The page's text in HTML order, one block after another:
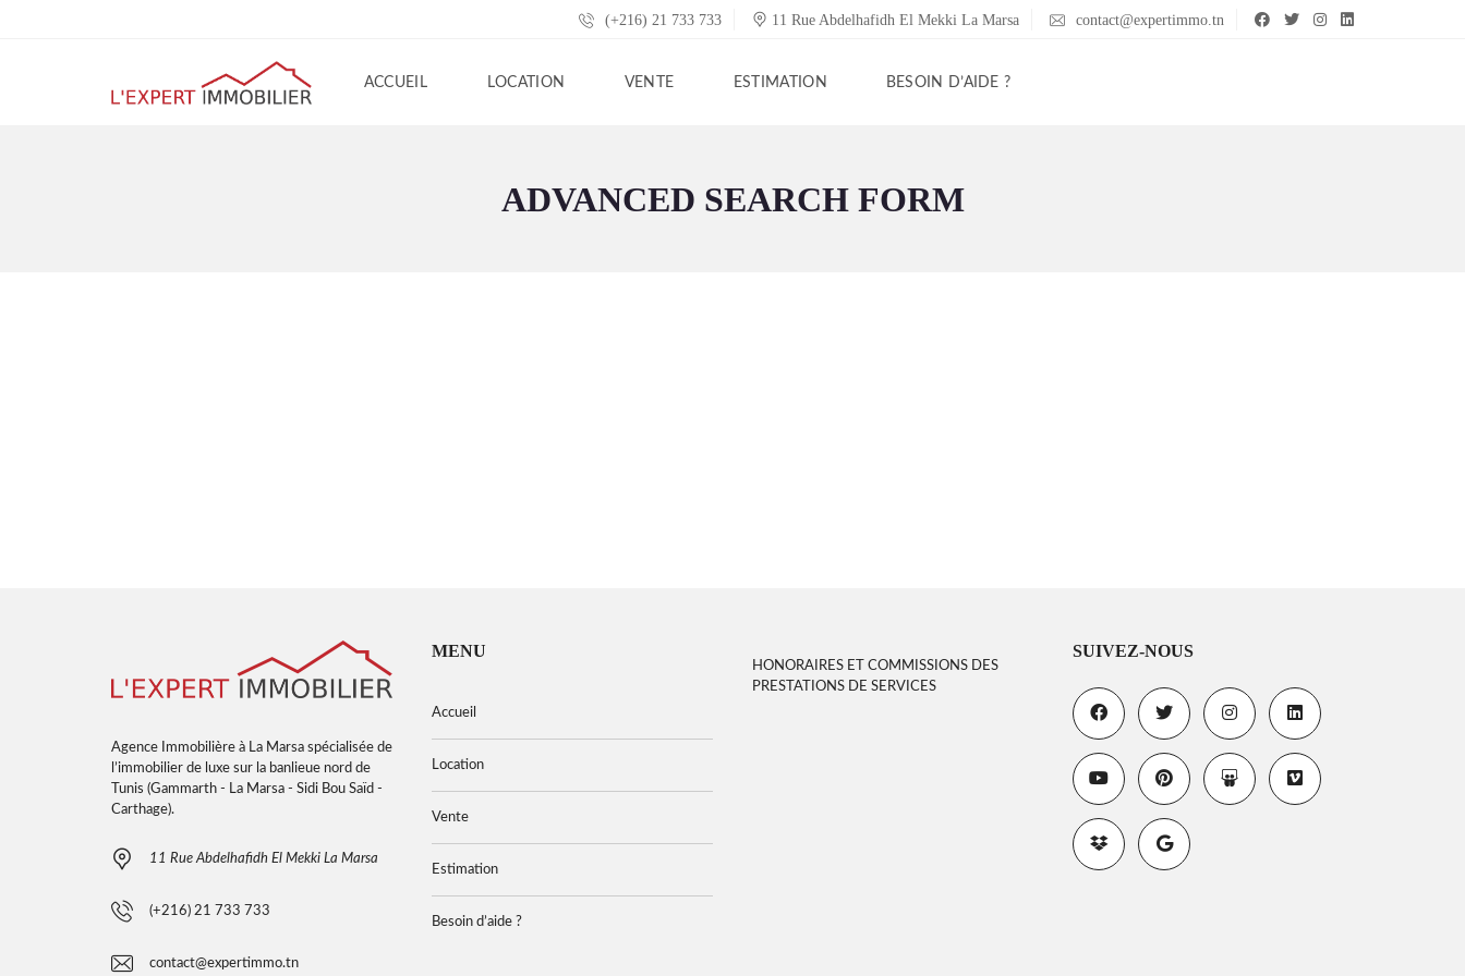
(+216) 21 733 733 11 Rue Abdelhafidh El Mekki La Marsa contact@expertimmo.tn
ACCUEIL LOCATION VENTE ESTIMATION BESOIN D’AIDE ?
ADVANCED SEARCH FORM
Agence Immobilière à La Marsa spécialisée de
l’immobilier de luxe sur la banlieue nord de
Tunis (Gammarth - La Marsa - Sidi Bou Saïd -
Carthage).
11 Rue Abdelhafidh El Mekki La Marsa
(+216) 21 733 733
contact@expertimmo.tn
MENU
Accueil
Location
Vente
Estimation
Besoin d’aide ?
HONORAIRES ET COMMISSIONS DES
PRESTATIONS DE SERVICES
SUIVEZ-NOUS